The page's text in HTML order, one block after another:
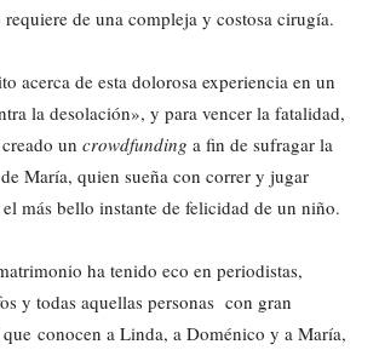
de una compleja y costosa cirugía.
acerca de esta dolorosa experiencia en un
la desolación», y para vencer la fatalidad,
un crowdfunding a fin de sufragar la
María, quien sueña con correr y jugar
más bello instante de felicidad de un niño.
ha tenido eco en periodistas,
y todas aquellas personas con gran
conocen a Linda, a Doménico y a María,